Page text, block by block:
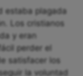
estaba plagada
Los cristianos
y eran
perder el
satisfacer los
la voluntad